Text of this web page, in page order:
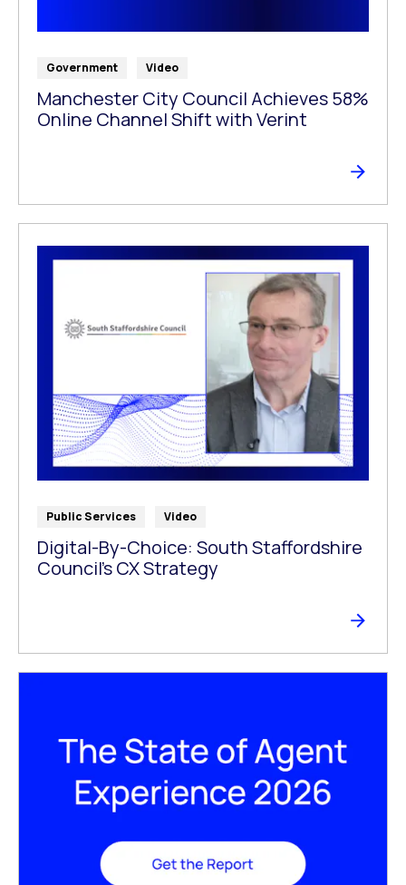
Government Video
Manchester City Council Achieves 58%
Online Channel Shift with Verint
Public Services Video
Digital-By-Choice: South Staffordshire
Council’s CX Strategy